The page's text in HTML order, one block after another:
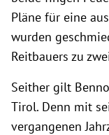
Pläne für eine
wurden
Reitbauers zu
Seither gilt
Tirol. Denn mit
vergangenen